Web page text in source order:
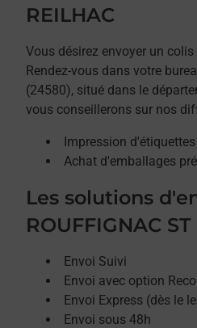
REILHAC
Vous désirez envoyer un colis
Rendez-vous dans votre
(24580), situé dans le
vous conseillerons sur nos
Impression
Achat d'emballages
Les solutions
ROUFFIGNAC
Envoi Suivi
Envoi avec option
Envoi Express (dès le
Envoi sous 48h